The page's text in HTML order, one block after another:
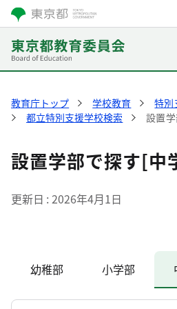
教育庁トップ 学校教育
特別
都立特別支援学校検索
設置
設置学部で探す[中
更新日 2026年4月1日
幼稚部 小学部